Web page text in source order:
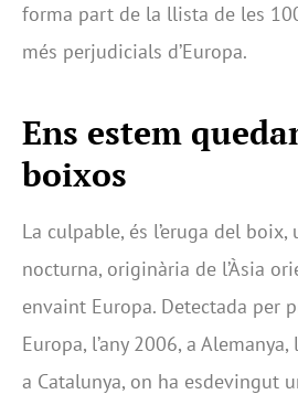
forma part de la llista de les
més perjudicials d’Europa.
Ens estem
boixos
La culpable, és l’eruga del
nocturna, originària de l’Àsia
envaint Europa. Detectada per
Europa, l’any 2006, a
a Catalunya, on ha esdevingut